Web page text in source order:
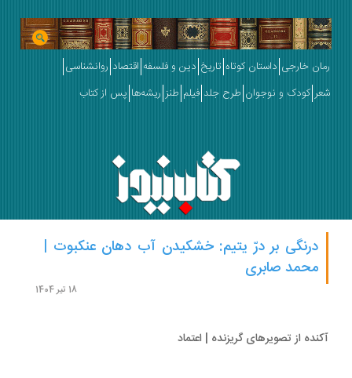
خارجی داستان کوتاه تاریخ دین و فلسفه اقتصاد روانشناسی
کودک و نوجوان طرح جلد فیلم طنز ریشه‌ها پس از کتاب
درنگی بر درّ یتیم: خشکیدن آب دهان عنکبوت |
محمد صابری
از تصویرهای گریزنده | اعتماد